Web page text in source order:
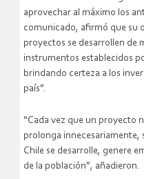
aprovechar al máximo los
comunicado, afirmó que su
proyectos se desarrollen de
instrumentos establecidos
brindando certeza a los
país”.
“Cada vez que un proyecto
prolonga innecesariamente,
Chile se desarrolle, genere
de la población”, añadieron.